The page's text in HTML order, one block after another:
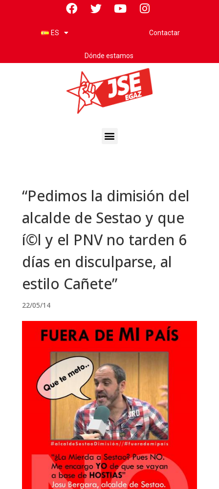
ES Contactar
Dónde estamos
“Pedimos la dimisión del
alcalde de Sestao y que
í©l y el PNV no tarden 6
días en disculparse, al
estilo Cañete”
22/05/14